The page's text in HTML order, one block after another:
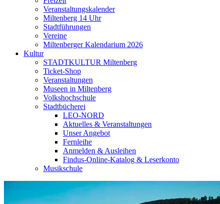
Veranstaltungskalender
Miltenberg 14 Uhr
Stadtführungen
Vereine
Miltenberger Kalendarium 2026
Kultur
STADTKULTUR Miltenberg
Ticket-Shop
Veranstaltungen
Museen in Miltenberg
Volkshochschule
Stadtbücherei
LEO-NORD
Aktuelles & Veranstaltungen
Unser Angebot
Fernleihe
Anmelden & Ausleihen
Findus-Online-Katalog & Leserkonto
Musikschule